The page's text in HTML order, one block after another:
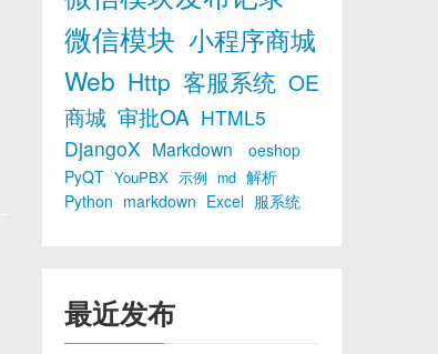
微信模块 小程序商城
Web Http 客服系统 OE
商城 审批OA HTML5
DjangoX Markdown
oeshop
PyQT YouPBX 示例 md 解析
Python markdown Excel 服系统
最近发布